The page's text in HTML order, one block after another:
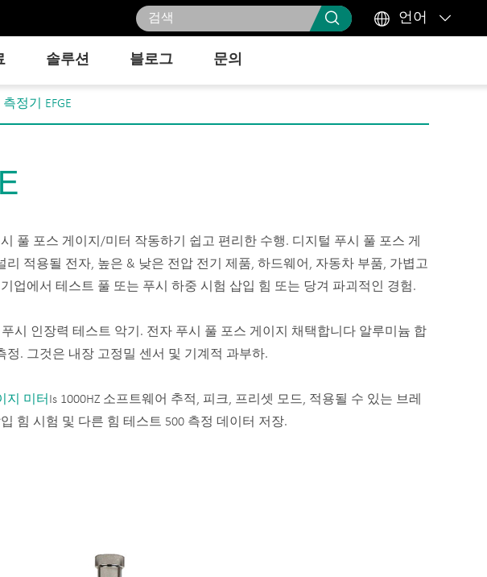
  언어 
솔루션 블로그 문의
측정기 EFGE
풀 포스 게이지/미터 작동하기 쉽고 편리한 수행. 디지털 푸시 풀 포스 게
리 적용될 전자, 높은 & 낮은 전압 전기 제품, 하드웨어, 자동차 부품, 가볍고
업에서 테스트 풀 또는 푸시 하중 시험 삽입 힘 또는 당겨 파괴적인 경험.
푸시 인장력 테스트 악기. 전자 푸시 풀 포스 게이지 채택합니다 알루미늄 합
정. 그것은 내장 고정밀 센서 및 기계적 과부하.
지 미터 Is 1000HZ 소프트웨어 추적, 피크, 프리셋 모드, 적용될 수 있는 브레
힘 시험 및 다른 힘 테스트 500 측정 데이터 저장.